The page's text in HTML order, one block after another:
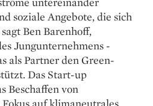
soziale Angebote, die sich
Ben Barenhoff,
Jungunternehmens
als Partner den Green­
Das Start-up
Beschaffen von
auf klimaneutrales